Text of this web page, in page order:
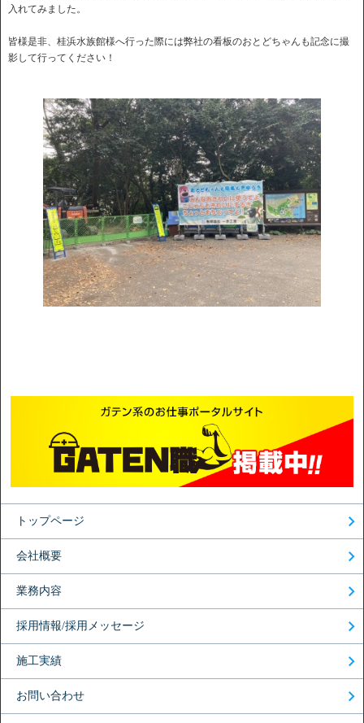
入れてみました。
皆様是非、桂浜水族館様へ行った際には弊社の看板のおとどちゃんも記念に撮
影して行ってください！
トップページ
会社概要
業務内容
採用情報/採用メッセージ
施工実績
お問い合わせ